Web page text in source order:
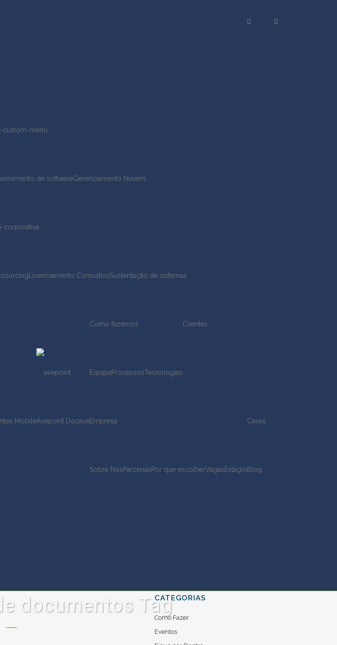
de softwareGerenciamento Nuvem
Licenciamento ConsultivoSustentação de sistemas
MobileAvepoint Docave
Como fazemos
EquipeProcessosTecnologias
Clientes
Empresa
Sobre NósParceriasPor que escolherVagasEstágio
Cases
Blog
documentos TagCATEGORIAS
Como Fazer
Eventos